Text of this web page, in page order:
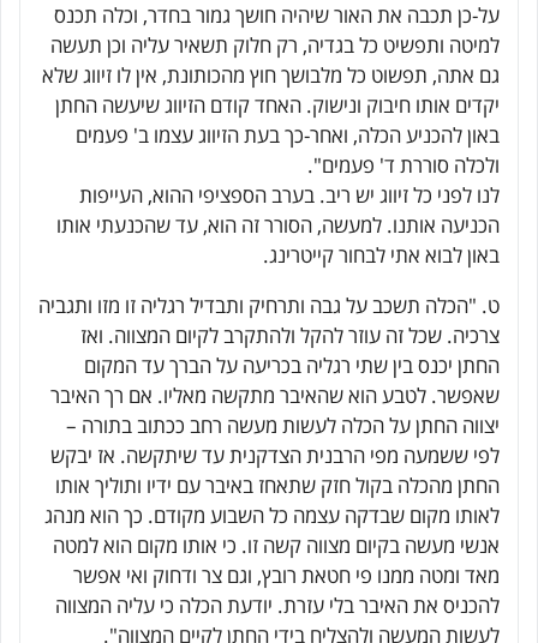
על-כן תכבה את האור שיהיה חושך גמור בחדר, וכלה תכנס
למיטה ותפשיט כל בגדיה, רק חלוק תשאיר עליה וכן תעשה
גם אתה, תפשוט כל מלבושך חוץ מהכותונת, אין לו זיווג שלא
יקדים אותו חיבוק ונישוק. האחד קודם הזיווג שיעשה החתן
באון להכניע הכלה, ואחר-כך בעת הזיווג עצמו ב' פעמים
ולכלה סוררת ד' פעמים".
לנו לפני כל זיווג יש ריב. בערב הספציפי ההוא, העייפות
הכניעה אותנו. למעשה, הסורר זה הוא, עד שהכנעתי אותו
באון לבוא אתי לבחור קייטרינג.
ט. "הכלה תשכב על גבה ותרחיק ותבדיל רגליה זו מזו ותגביה
צרכיה. שכל זה עוזר להקל ולהתקרב לקיום המצווה. ואז
החתן יכנס בין שתי רגליה בכריעה על הברך עד המקום
שאפשר. לטבע הוא שהאיבר מתקשה מאליו. אם רך האיבר
יצווה החתן על הכלה לעשות מעשה רחב ככתוב בתורה –
לפי ששמעה מפי הרבנית הצדקנית עד שיתקשה. אז יבקש
החתן מהכלה בקול חזק שתאחז באיבר עם ידיו ותוליך אותו
לאותו מקום שבדקה עצמה כל השבוע מקודם. כך הוא מנהג
אנשי מעשה בקיום מצווה קשה זו. כי אותו מקום הוא למטה
מאד ומטה ממנו פי חטאת רובץ, וגם צר ודחוק ואי אפשר
להכניס את האיבר בלי עזרת. יודעת הכלה כי עליה המצווה
לעשות המעשה ולהצליח בידי החתן לקיים המצווה".